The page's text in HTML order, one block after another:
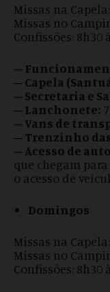
Missas na
Missas no
Confissões: 8h30
–
– Capela
– Secretaria e
– Lanchonete:
– Vans de
– Trenzinho
– Acesso de
que chegam
o acesso de
Domingos
Missas na
Missas no
Confissões: 8h30